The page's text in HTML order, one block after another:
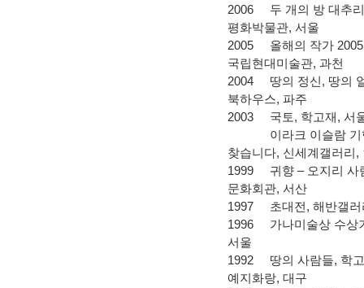
2006
두 개의 방 대추리
평화박물관, 서울
2005
올해의 작가
국립현대미술관, 과천
2004
땅의 정신, 땅의
북하우스, 파주
2003
국토, 학고재, 서
이라크 이슬람 기
찾습니다, 신세계갤러리,
1999
귀향 – 오지리 사
문화회관, 서산
1997
초대전, 해반갤러
1996
가나미술상 수상
서울
1992
땅의 사람들, 학
예지화랑, 대구